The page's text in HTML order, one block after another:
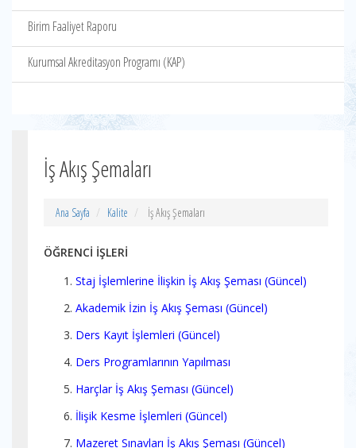
Birim Faaliyet Raporu
Kurumsal Akreditasyon Programı (KAP)
İş Akış Şemaları
Ana Sayfa Kalite İş Akış Şemaları
ÖĞRENCİ İŞLERİ
Staj İşlemlerine İlişkin İş Akış Şeması (Güncel)
Akademik İzin İş Akış Şeması (Güncel)
Ders Kayıt İşlemleri (Güncel)
Ders Programlarının Yapılması
Harçlar İş Akış Şeması (Güncel)
İlişik Kesme İşlemleri (Güncel)
Mazeret Sınavları İş Akış Şeması (Güncel)